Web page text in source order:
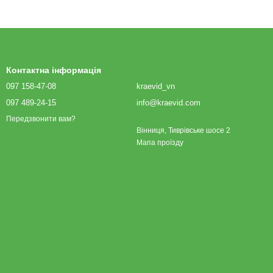
Контактна інформація
097 158-47-08
097 489-24-15
Передзвонити вам?
kraevid_vn
info@kraevid.com
Вінниця, Тиврівське шосе 2
Мапа проїзду